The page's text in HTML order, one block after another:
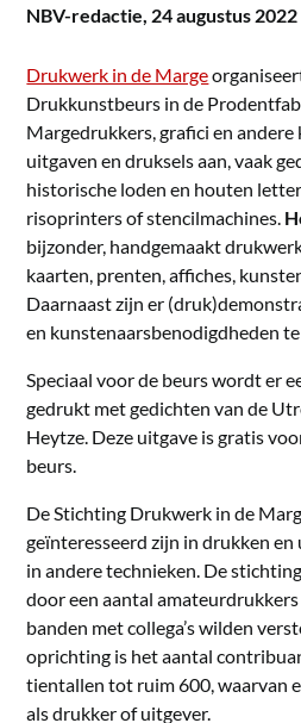
NBV-redactie, 24 augustus 2022
Drukwerk in de Marge
Drukkunstbeurs in de
Margedrukkers, grafici en
uitgaven en druksels aan, vaak
historische loden en houten
risoprinters of stencilmachines.
bijzonder, handgemaakt
kaarten, prenten, affiches,
Daarnaast zijn er
en kunstenaarsbenodigdheden
Speciaal voor de beurs wordt er
gedrukt met gedichten van de
Heytze. Deze uitgave is gratis
beurs.
De Stichting Drukwerk in de
geïnteresseerd zijn in drukken
in andere technieken. De
door een aantal
banden met collega’s wilden
oprichting is het aantal
tientallen tot ruim 600, waarvan
als drukker of uitgever.